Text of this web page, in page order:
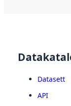
Datasett
API